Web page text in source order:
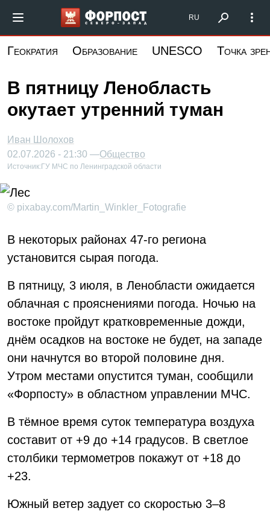
основному
Форпост Северо-Запад
RU
Геократия Образование UNESCO Точка
В пятницу Ленобласть
окутает утренний туман
Иван Шолохов
02.07.2026 - 21:30 —Общество
Источник: ГУ МЧС по Ленинградской области
© pixabay.com/Martin_Winkler_Fotografie
В некоторых районах 47-го региона
установится сырая погода.
В пятницу, 3 июля, в Ленобласти ожидается
облачная с прояснениями погода. Ночью на
востоке пройдут кратковременные дожди,
днём осадков на востоке не будет, на западе
они начнутся во второй половине дня.
Утром местами опустится туман, сообщили
«Форпосту» в областном управлении МЧС.
В тёмное время суток температура воздуха
составит от +9 до +14 градусов. В светлое
столбики термометров покажут от +18 до
+23.
Южный ветер задует со скоростью 3–8